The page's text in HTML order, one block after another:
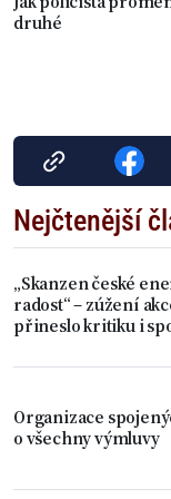
druhé
Nejčtenější
„Skanzen české
radost“ – zúžení
přineslo kritiku i
Organizace
o všechny výmluvy